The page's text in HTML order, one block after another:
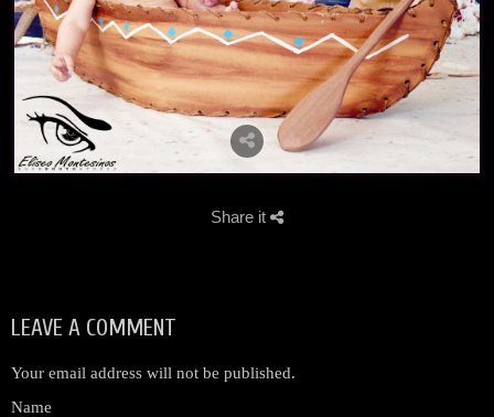
Share it
LEAVE A COMMENT
Your email address will not be published.
Name